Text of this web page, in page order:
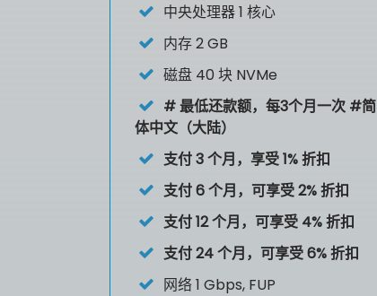
中央处理器1 核心
内存2 GB
磁盘 40 块 NVMe
# 最低还款额，每3个月一次 #简
体中文（大陆）
支付 3 个月，享受 1% 折扣
支付 6 个月，可享受 2% 折扣
支付 12 个月，可享受 4% 折扣
支付 24 个月，可享受 6% 折扣
网络 1 Gbps, FUP